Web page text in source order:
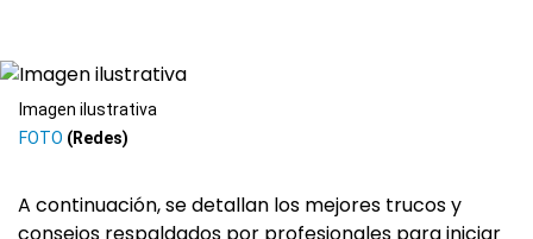
Imagen ilustrativa
(Redes)
A continuación, se detallan los mejores trucos y